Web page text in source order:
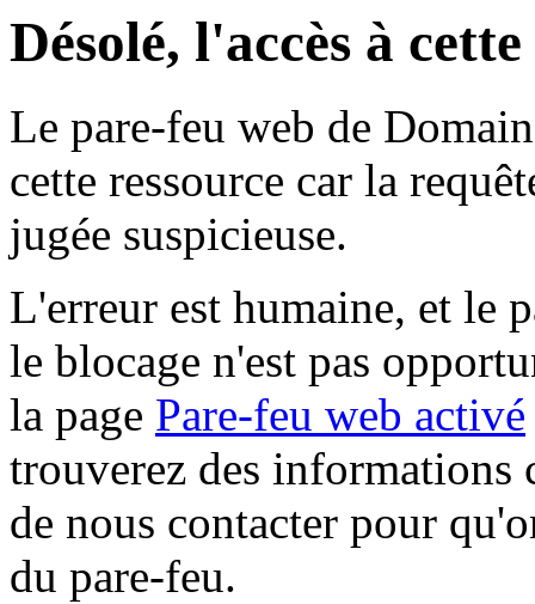
Désolé, l'accès à
Le pare-feu web de
cette ressource car la
jugée suspicieuse.
L'erreur est humaine, et le
le blocage n'est pas
la page Pare-feu web activé
trouverez des informations
de nous contacter pour
du pare-feu.